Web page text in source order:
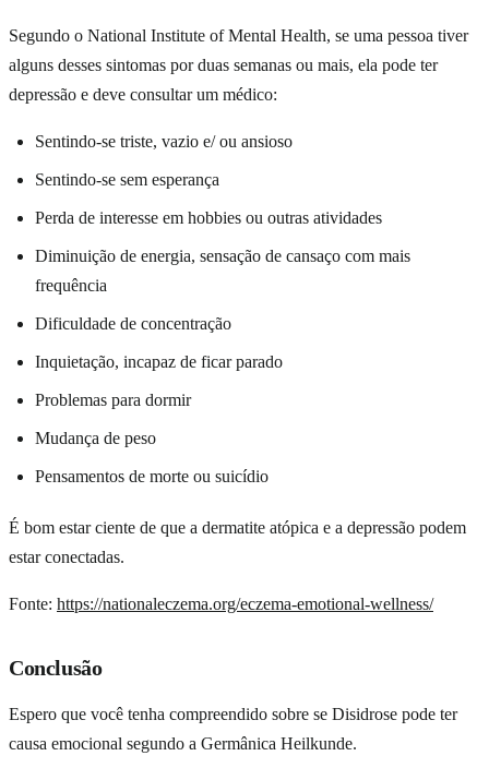
Segundo o National Institute of Mental Health, se uma pessoa tiver
alguns desses sintomas por duas semanas ou mais, ela pode ter
depressão e deve consultar um médico:
Sentindo-se triste, vazio e/ ou ansioso
Sentindo-se sem esperança
Perda de interesse em hobbies ou outras atividades
Diminuição de energia, sensação de cansaço com mais
frequência
Dificuldade de concentração
Inquietação, incapaz de ficar parado
Problemas para dormir
Mudança de peso
Pensamentos de morte ou suicídio
É bom estar ciente de que a dermatite atópica e a depressão podem
estar conectadas.
Fonte: https://nationaleczema.org/eczema-emotional-wellness/
Conclusão
Espero que você tenha compreendido sobre se Disidrose pode ter
causa emocional segundo a Germânica Heilkunde.
Indicação da Dra. Marina Bernardi